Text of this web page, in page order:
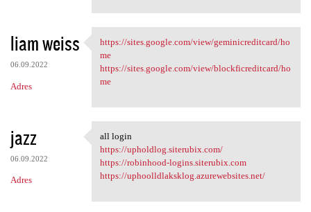
liam weiss
06.09.2022
Adres
https://sites.google.com/view
https://sites.google.com/view/geminicreditcard/ho
me
https://sites.google.com/view/blockficreditcard/ho
me
jazz
06.09.2022
Adres
all login
all login
https://upholdlog.siterubix.com/
https://robinhood-logins.siterubix.com
https://uphoolldlaksklog.azurewebsites.net/